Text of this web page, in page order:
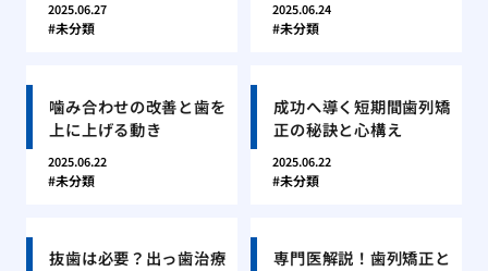
2025.06.27
未分類
2025.06.24
未分類
噛み合わせの改善と歯を
上に上げる動き
2025.06.22
未分類
成功へ導く短期間歯列矯
正の秘訣と心構え
2025.06.22
未分類
抜歯は必要？出っ歯治療
専門医解説！歯列矯正と